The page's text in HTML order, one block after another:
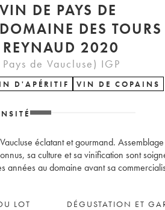
DE PAYS DE
DES TOURS
EMMANUEL REYNAUD 2020
de Vaucluse) IGP
D'APÉRITIF VIN DE COPAINS
éclatant et gourmand.
sa culture et sa vinification sont
années au domaine avant sa
LOT DÉGUSTATION ET